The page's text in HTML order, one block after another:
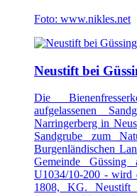
Foto: www.nikles.net
Neustift bei
Die
aufgelassenen
Narringerberg in
Sandgrube zum
Burgenländischen
Gemeinde
U1034/10-200 - wird
1808, KG. Neustift